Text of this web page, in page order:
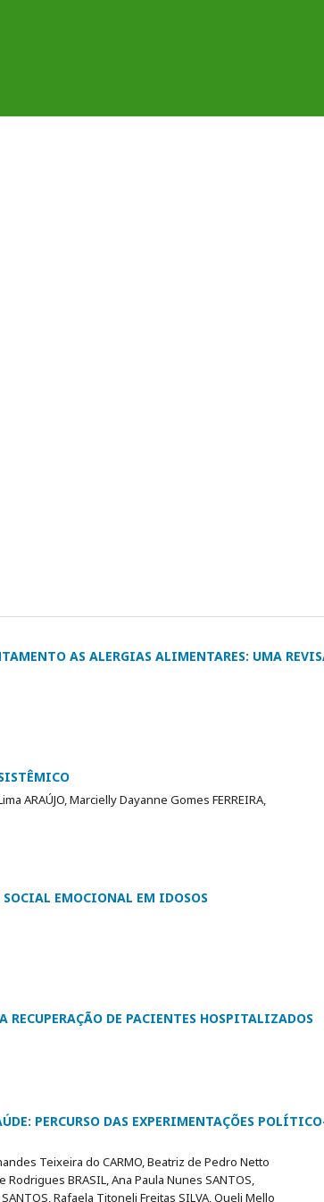
AS ALERGIAS ALIMENTARES: UMA
ARAÚJO, Marcielly Dayanne Gomes FERREIRA,
SOCIAL EMOCIONAL EM IDOSOS
DE PACIENTES HOSPITALIZADOS
PERCURSO DAS EXPERIMENTAÇÕES
Teixeira do CARMO, Beatriz de Pedro Netto
Rodrigues BRASIL, Ana Paula Nunes SANTOS,
Rafaela Titoneli Freitas SILVA, Queli Mello